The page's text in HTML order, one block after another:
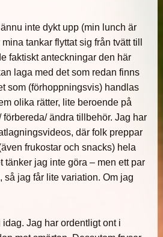
inte dykt upp (min lunch är
tankar flyttat sig från tvätt till
faktiskt anteckningar den här
laga med det som redan finns
som (förhoppningsvis) handlas
olika rätter, lite beroende på
förbereda/ ändra tillbehör. Jag har
där folk preppar
frukostar och snacks) hela
tänker jag inte göra – men ett par
så jag får lite variation. Om jag
Jag har ordentligt ont i